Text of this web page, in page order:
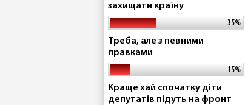
захищати країну
35%
Треба, але з певними
правками
15%
Краще хай спочатку діти
депутатів підуть на фронт